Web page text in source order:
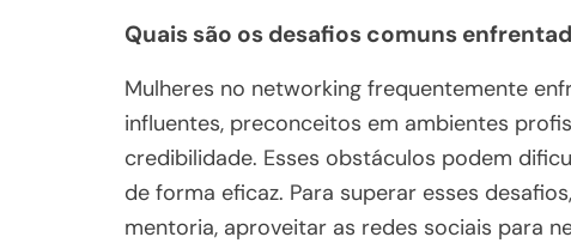
Quais são os desafios comuns
Mulheres no networking frequentemente
influentes, preconceitos em ambientes
credibilidade. Esses obstáculos podem
de forma eficaz. Para superar esses
mentoria, aproveitar as redes sociais para